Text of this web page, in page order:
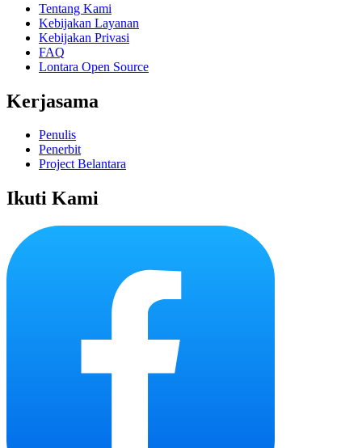
Tentang Kami
Kebijakan Layanan
Kebijakan Privasi
FAQ
Lontara Open Source
Kerjasama
Penulis
Penerbit
Project Belantara
Ikuti Kami